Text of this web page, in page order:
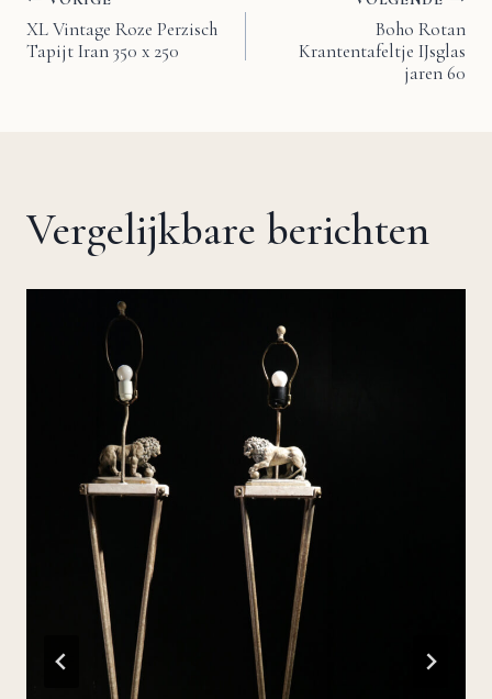
Bericht
XL Vintage Roze Perzisch
Tapijt Iran 350 x 250
Boho Rotan
Krantentafeltje IJsglas
jaren 60
Vergelijkbare berichten